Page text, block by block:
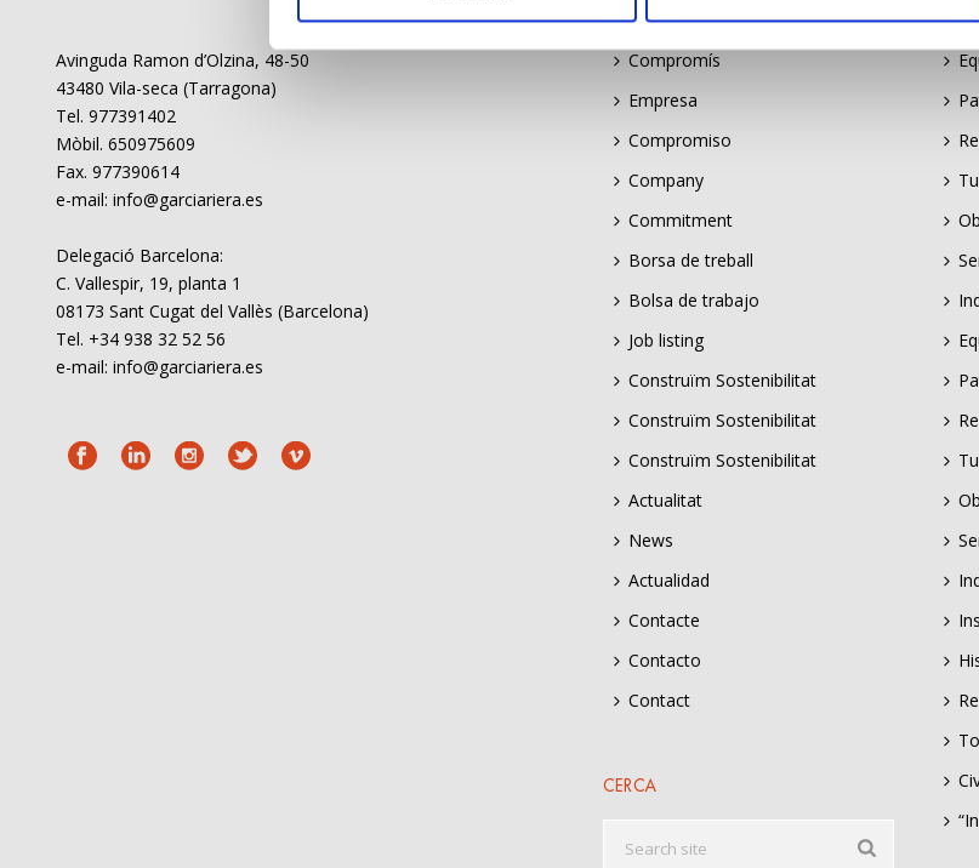
Avinguda Ramon d’Olzina, 48-50
43480 Vila-seca (Tarragona)
Tel. 977391402
Mòbil. 650975609
Fax. 977390614
e-mail: info@garciariera.es
Delegació Barcelona:
C. Vallespir, 19, planta 1
08173 Sant Cugat del Vallès (Barcelona)
Tel. +34 938 32 52 56
e-mail: info@garciariera.es
Empresa
Compromís
Empresa
Compromiso
Company
Commitment
Borsa de treball
Bolsa de trabajo
Job listing
Construïm Sostenibilitat
Construïm Sostenibilitat
Construïm Sostenibilitat
Actualitat
News
Actualidad
Contacte
Contacto
Contact
CERCA